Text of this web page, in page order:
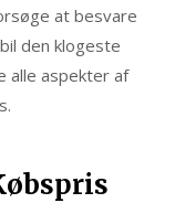
at besvare
den klogeste
alle aspekter af